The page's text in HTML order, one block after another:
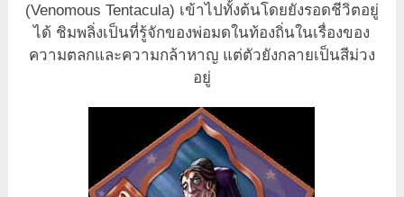
(Venomous Tentacula) เข้าไปทั้งต้นโดยยังรอดชีวิตอยู่
ได้ ชิมพลิ่งเป็นที่รู้จักของพ่อมดในท้องถิ่นในเรื่องของ
ความตลกและความกล้าหาญ แต่ตัวยังกลายเป็นสีม่วง
อยู่